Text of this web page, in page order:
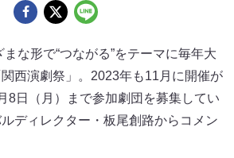
な形で“つながる”をテーマに毎年大
西演劇祭」。2023年も11月に開催が
8日（月）まで参加劇団を募集してい
ディレクター・板尾創路からコメン